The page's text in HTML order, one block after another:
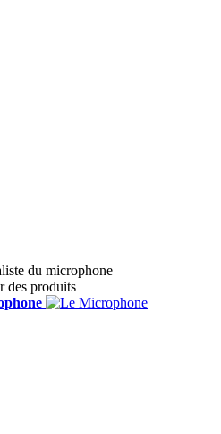
du microphone
des produits